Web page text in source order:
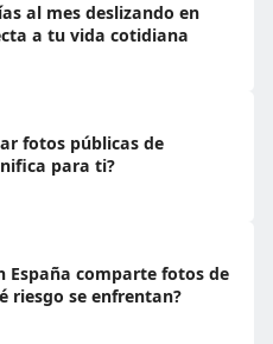
al mes deslizando en
a tu vida cotidiana
fotos públicas de
para ti?
España comparte fotos de
riesgo se enfrentan?